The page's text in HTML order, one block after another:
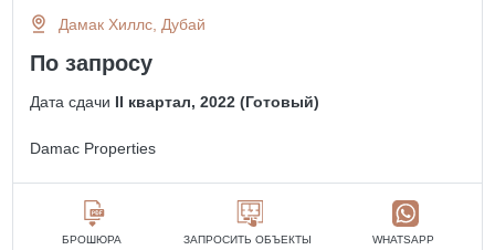
Дамак Хиллс, Дубай
По запросу
Дата сдачи II квартал, 2022 (Готовый)
Damac Properties
БРОШЮРА ЗАПРОСИТЬ ОБЪЕКТЫ WHATSAPP